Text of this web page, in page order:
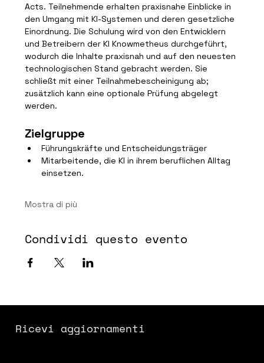
Acts. Teilnehmende erhalten praxisnahe Einblicke in
den Umgang mit KI-Systemen und deren gesetzliche
Einordnung. Die Schulung wird von den Entwicklern
und Betreibern der KI Knowmetheus durchgeführt,
wodurch die Inhalte praxisnah und auf den neuesten
technologischen Stand gebracht werden. Sie
schließt mit einer Teilnahmebescheinigung ab;
zusätzlich kann eine optionale Prüfung abgelegt
werden.
Zielgruppe
Führungskräfte und Entscheidungsträger
Mitarbeitende, die KI in ihrem beruflichen Alltag
einsetzen.
Mostra di più
Condividi questo evento
Ricevi aggiornamenti